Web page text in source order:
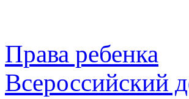
Права ребенка
Всероссийский